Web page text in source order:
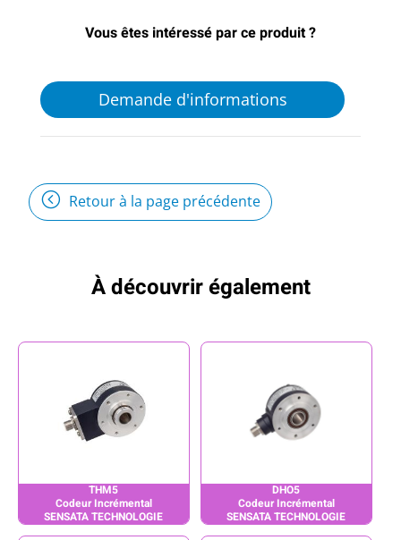
Vous êtes intéressé par ce produit ?
Demande d'informations
Retour à la page précédente
À découvrir également
THM5
Codeur Incrémental
SENSATA TECHNOLOGIE
DHO5
Codeur Incrémental
SENSATA TECHNOLOGIE